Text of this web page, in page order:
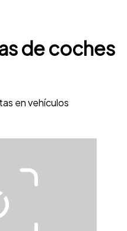
de coches
en vehículos